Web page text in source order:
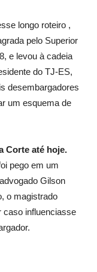
longo roteiro ,
pelo Superior
e levou à cadeia
do TJ-ES,
desembargadores
um esquema de
Corte até hoje.
pego em um
Gilson
o magistrado
caso influenciasse